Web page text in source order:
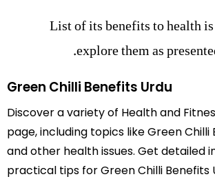
List of its benefits to health
explore them as
Green Chilli Benefits Urdu
Discover a variety of Health and
page, including topics like Green Chilli
and other health issues. Get detailed
practical tips for Green Chilli Benefits